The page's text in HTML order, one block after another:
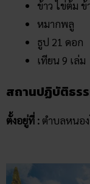
ข้าว ไข่ต้ม ข้
หมากพลู
ธูป 21 ดอก
เทียน 9 เล่ม
สถานปฏิบัติธร
ตั้งอยู่ที่ : ตำบลหนอ